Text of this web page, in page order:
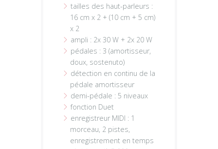
tailles des haut-parleurs :
16 cm x 2 + (10 cm + 5 cm)
x 2
ampli : 2x 30 W + 2x 20 W
pédales : 3 (amortisseur,
doux, sostenuto)
détection en continu de la
pédale amortisseur
demi-pédale : 5 niveaux
fonction Duet
enregistreur MIDI : 1
morceau, 2 pistes,
enregistrement en temps